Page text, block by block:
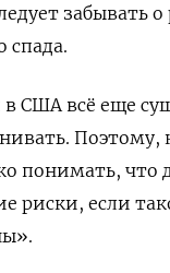
забывать о
спада.
США всё еще
Поэтому,
понимать, что
риски, если